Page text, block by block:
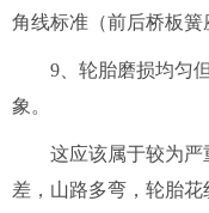
角线标准（前后桥板簧
9、轮胎磨损均匀
象。
这应该属于较为
差，山路多弯，轮胎